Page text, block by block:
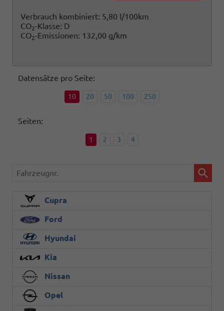
Verbrauch kombiniert: 5,80 l/100km
CO2-Klasse: D
CO2-Emissionen: 132,00 g/km
Datensätze pro Seite:
10 20 50 100 250
Seiten:
1 2 3 4
Fahrzeugnr.
Cupra
Ford
Hyundai
Kia
Nissan
Opel